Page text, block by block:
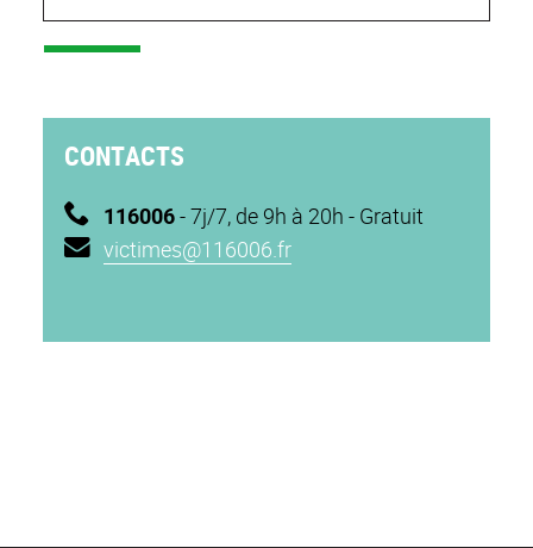
CONTACTS
116006- 7j/7, de 9h à 20h - Gratuit
victimes@116006.fr